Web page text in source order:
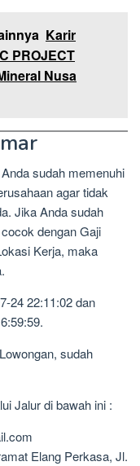
Karir
PROJECT
Nusa
sudah memenuhi
agar tidak
Jika Anda sudah
dengan Gaji
Kerja, maka
24 22:11:02 dan
sudah
Jalur di bawah ini :
Elang Perkasa, Jl.